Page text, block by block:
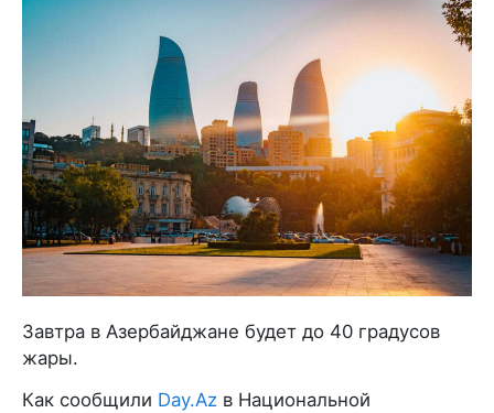
Завтра в Азербайджане будет до 40 градусов
жары.
Как сообщили Day.Az в Национальной